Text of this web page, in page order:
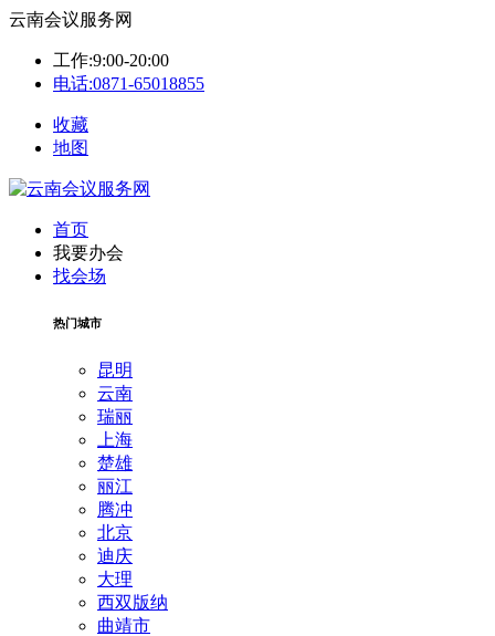
云南会议服务网
工作:9:00-20:00
电话:0871-65018855
收藏
地图
首页
我要办会
找会场
热门城市
昆明
云南
瑞丽
上海
楚雄
丽江
腾冲
北京
迪庆
大理
西双版纳
曲靖市